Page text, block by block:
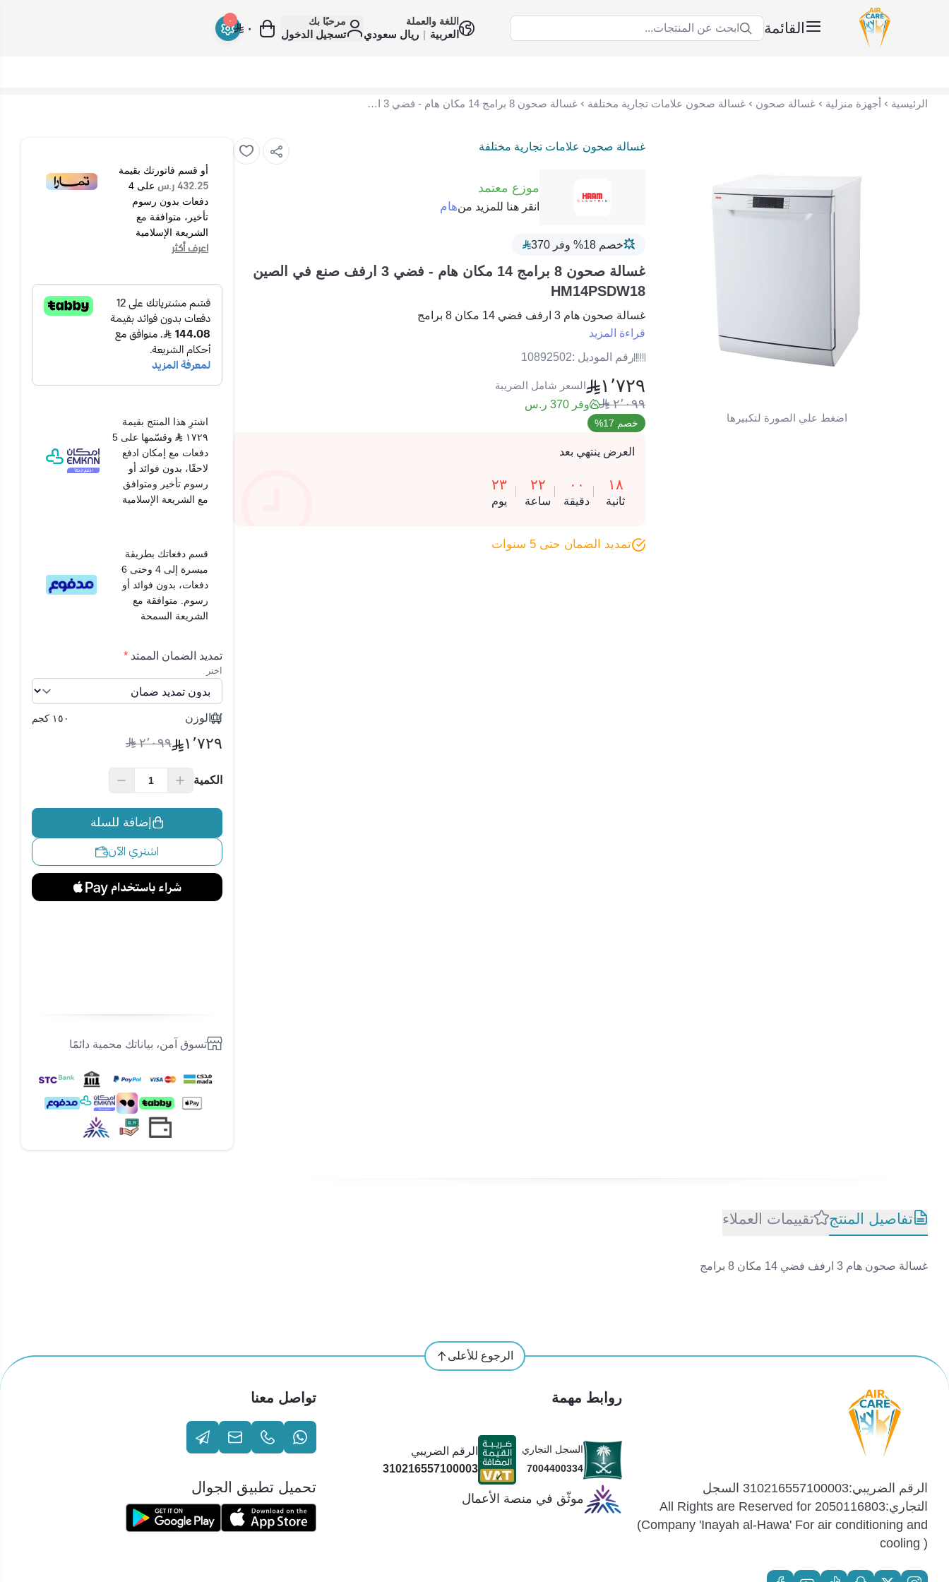
القائمة ابحث عن المنتجات...
اللغة والعملة
العربية | ريال سعودي
مرحبًا بك
تسجيل الدخول
٠
٠
الرئيسية أجهزة منزلية غسالة صحون غسالة صحون علامات تجارية مختلفة غسالة صحون 8 برامج 14 مكان هام - فضي 3 ارفف صنع في الصين HM14PSDW18
اضغط علي الصورة لتكبيرها
غسالة صحون علامات تجارية مختلفة
موزع معتمد
انقر هنا للمزيد منهام
خصم 18% وفر 370
غسالة صحون 8 برامج 14 مكان هام - فضي 3 ارفف صنع في الصين
HM14PSDW18
غسالة صحون هام 3 ارفف فضي 14 مكان 8 برامج
قراءة المزيد
رقم الموديل :10892502
١٬٧٢٩ السعر شامل الضريبة
٢٬٠٩٩ وفر 370 ر.س
خصم 17%
العرض ينتهي بعد
١٨
ثانية
٠٠
دقيقة
٢٢
ساعة
٢٣
يوم
تمديد الضمان حتى 5 سنوات
أو قسم فاتورتك بقيمة
432.25 ر.س على 4
دفعات بدون رسوم
تأخير، متوافقة مع
الشريعة الإسلامية
اعرف أكثر
اشترِ هذا المنتج بقيمة
١٧٢٩
وقسّمها على 5
دفعات مع إمكان ادفع
لاحقًا، بدون فوائد أو
رسوم تأخير ومتوافق
مع الشريعة الإسلامية
قسم دفعاتك بطريقة
ميسرة إلى 4 وحتى 6
دفعات، بدون فوائد أو
رسوم. متوافقة مع
الشريعة السمحة
تمديد الضمان الممتد *
اختر
الوزن ١٥٠ كجم
١٬٧٢٩ ٢٬٠٩٩
الكمية
إضافة للسلة
اشتري الآن
تسوق آمن، بياناتك محمية دائمًا
تفاصيل المنتج تقييمات العملاء
غسالة صحون هام 3 ارفف فضي 14 مكان 8 برامج
الرجوع للأعلى
الرقم الضريبي:310216557100003 السجل
التجاري:2050116803 All Rights are Reserved for
(Company 'Inayah al-Hawa' For air conditioning and
cooling )
روابط مهمة
السجل التجاري
7004400334
الرقم الضريبي
310216557100003
موثّق في منصة الأعمال
تواصل معنا
تحميل تطبيق الجوال